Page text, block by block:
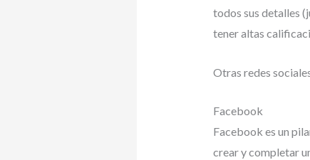
todos sus detalles
tener altas
Otras redes
Facebook
Facebook es un
crear y completar